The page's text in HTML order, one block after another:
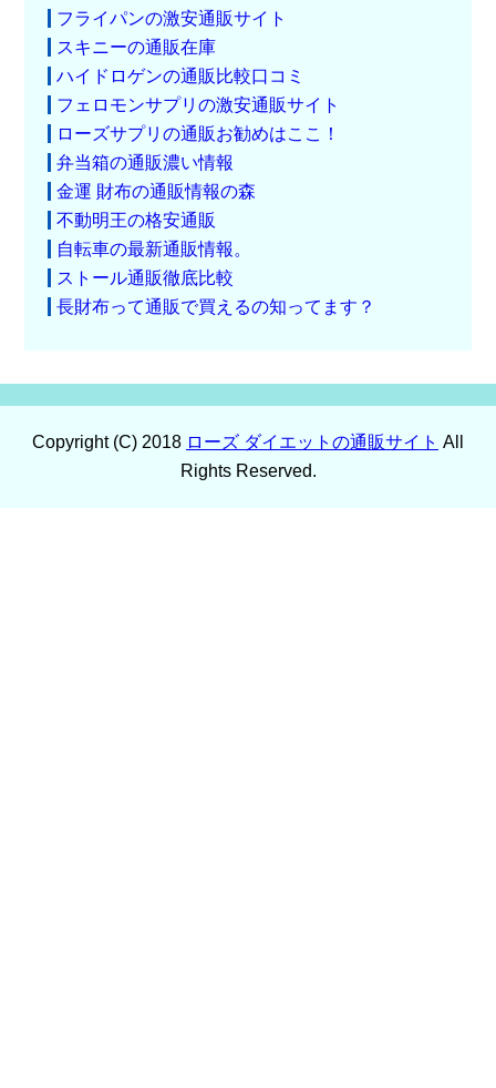
フライパンの激安通販サイト
スキニーの通販在庫
ハイドロゲンの通販比較口コミ
フェロモンサプリの激安通販サイト
ローズサプリの通販お勧めはここ！
弁当箱の通販濃い情報
金運 財布の通販情報の森
不動明王の格安通販
自転車の最新通販情報。
ストール通販徹底比較
長財布って通販で買えるの知ってます？
Copyright (C) 2018 ローズ ダイエットの通販サイト All
Rights Reserved.